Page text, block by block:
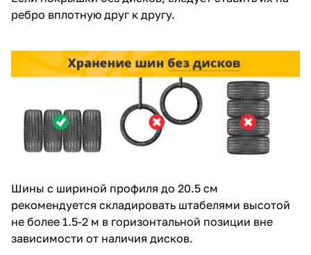
ребро вплотную друг к другу.
Шины с шириной профиля до 20.5 см
рекомендуется складировать штабелями высотой
не более 1.5-2 м в горизонтальной позиции вне
зависимости от наличия дисков.